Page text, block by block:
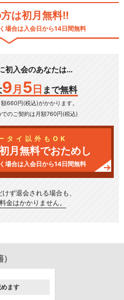
は初月無料!!
場合は入会日から14日間無料
初入会のあなたは…
9 月 5 日 まで無料
660円(税込)がかかります。
でのご契約は月額760円(税込)
タイ以外もOK
月無料でおためし
場合は入会日から14日間無料
けず退会される場合も、
金はかかりません。
ます